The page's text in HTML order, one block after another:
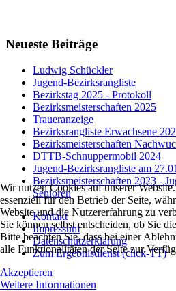
Neueste Beiträge
Ludwig Schückler
Jugend-Bezirksrangliste
Bezirkstag 2025 - Protokoll
Bezirksmeisterschaften 2025
Traueranzeige
Bezirksrangliste Erwachsene
Bezirksmeisterschaften
DTTB-Schnuppermobil 2024
Jugend-Bezirksrangliste am
Bezirksmeisterschaften 2023 -
Senioren
Kontakt
Impressum
Datenschutzerklärung
Zum Ergebnisdienst (click-TT)
Wir nutzen Cookies auf unserer
essenziell für den Betrieb der Seite,
Website und die Nutzererfahrung zu
Sie können selbst entscheiden, ob Sie
Bitte beachten Sie, dass bei einer
alle Funktionalitäten der Seite zur
Akzeptieren
Weitere Informationen